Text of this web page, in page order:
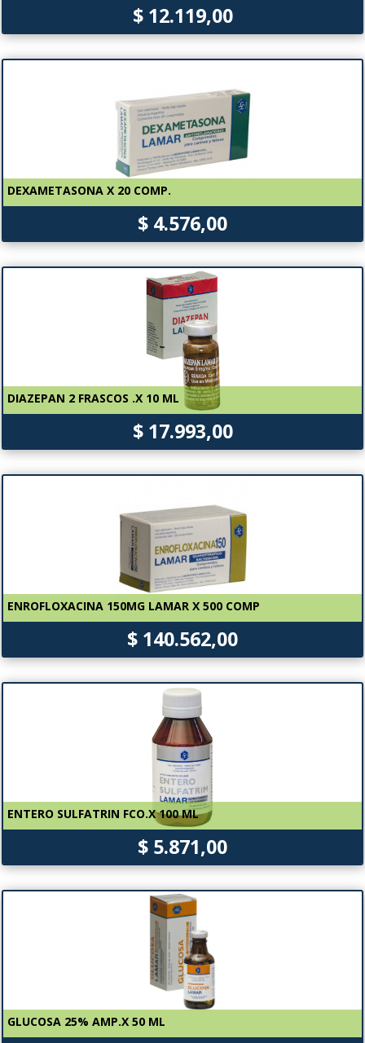
$ 12.119,00
DEXAMETASONA X 20 COMP.
$ 4.576,00
DIAZEPAN 2 FRASCOS .X 10 ML
$ 17.993,00
ENROFLOXACINA 150MG LAMAR X 500 COMP
$ 140.562,00
ENTERO SULFATRIN FCO.X 100 ML
$ 5.871,00
GLUCOSA 25% AMP.X 50 ML